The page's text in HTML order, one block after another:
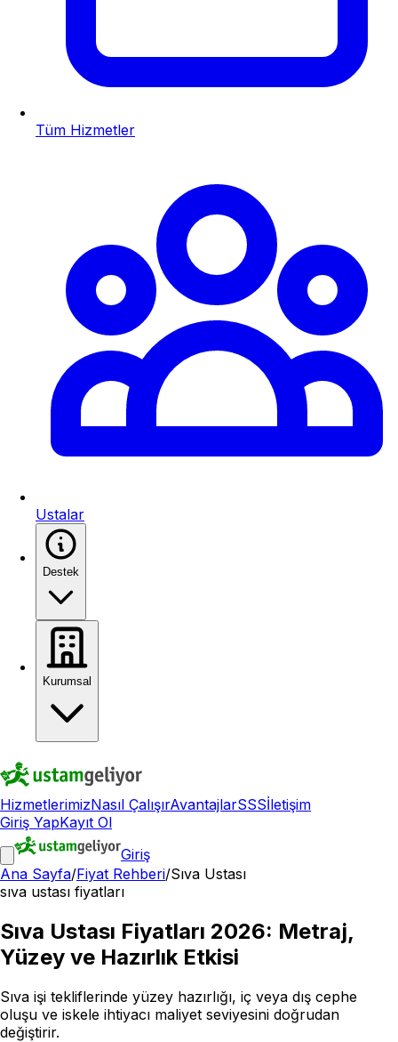
Tüm Hizmetler
Ustalar
Destek
Kurumsal
HizmetlerimizNasıl ÇalışırAvantajlarSSSİletişim
Giriş YapKayıt Ol
Giriş
Ana Sayfa/Fiyat Rehberi/Sıva Ustası
sıva ustası fiyatları
Sıva Ustası Fiyatları 2026: Metraj,
Yüzey ve Hazırlık Etkisi
Sıva işi tekliflerinde yüzey hazırlığı, iç veya dış cephe
oluşu ve iskele ihtiyacı maliyet seviyesini doğrudan
değiştirir.